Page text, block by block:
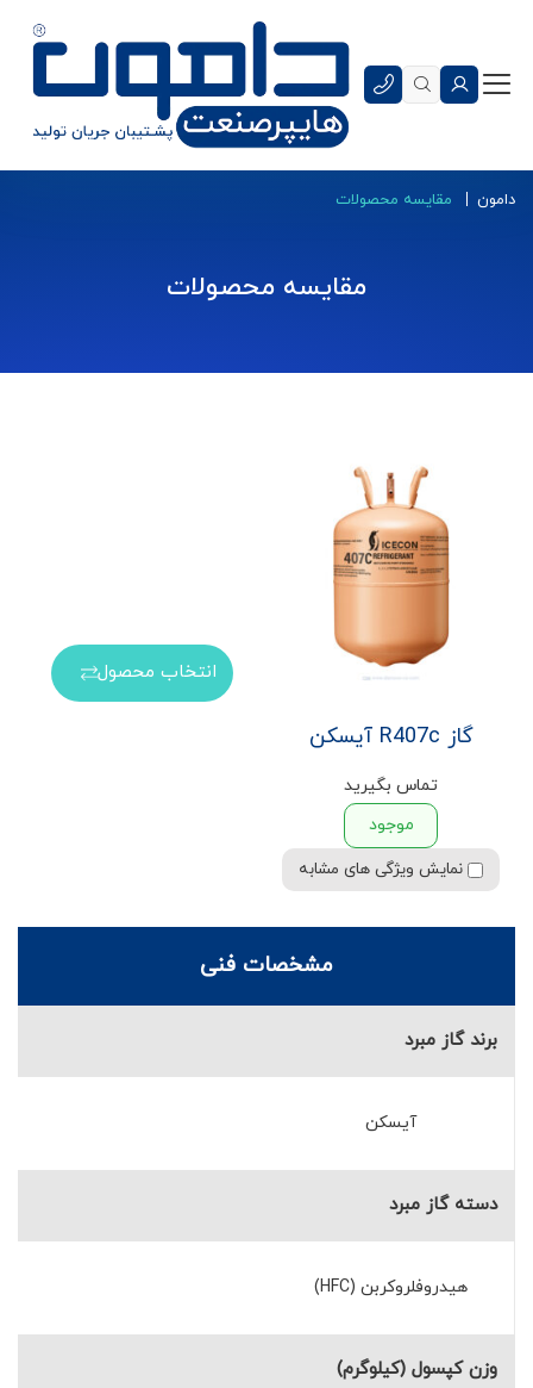
دامون مقایسه محصولات
مقایسه محصولات
گاز R407c آیسکن
تماس بگیرید
موجود
نمایش ویژگی های مشابه
انتخاب محصول
مشخصات فنی
برند گاز مبرد
آیسکن
دسته گاز مبرد
هیدروفلروکربن (HFC)
وزن کپسول (کیلوگرم)